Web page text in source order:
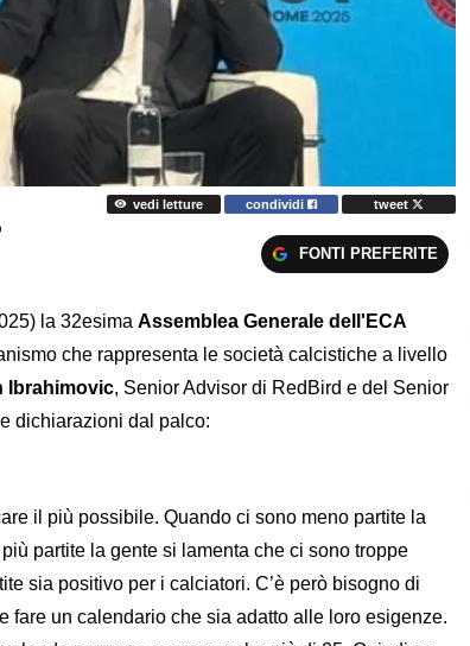
vedi letture condividi
tweet
FONTI PREFERITE
la 32esima Assemblea Generale dell'ECA
che rappresenta le società calcistiche a livello
Ibrahimovic, Senior Advisor di RedBird e del Senior
dichiarazioni dal palco:
il più possibile. Quando ci sono meno partite la
partite la gente si lamenta che ci sono troppe
sia positivo per i calciatori. C’è però bisogno di
fare un calendario che sia adatto alle loro esigenze.